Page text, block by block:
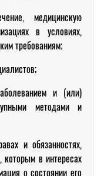
медицинскую
в условиях,
требованиям;
и (или)
методами и
и обязанностях,
которым в интересах
о состоянии его